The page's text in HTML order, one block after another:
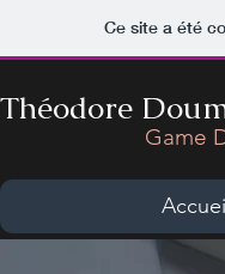
Ce site a été
Game
Théodore
Accueil